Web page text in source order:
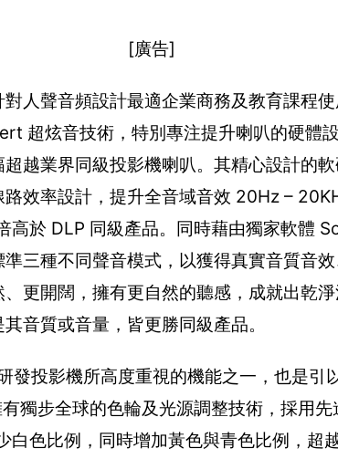
[廣告]
人聲音頻設計最適企業商務及教育課程
超炫音技術，特別專注提升喇叭的硬體
越業界同級投影機喇叭。其精心設計的
效率設計，提升全音域音效 20Hz –
高於 DLP 同級產品。同時藉由獨家軟體
三種不同聲音模式，以獲得真實音質音
更開闊，擁有更自然的聽感，成就出乾
音質或音量，皆更勝同級產品。
投影機所高度重視的機能之一，也是引
獨步全球的色輪及光源調整技術，採用
色比例，同時增加黃色與青色比例，超